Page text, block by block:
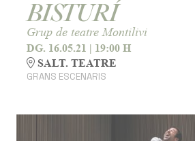
BISTURÍ
Grup de teatre Montilivi
DG. 16.05.21 | 19:00 H
SALT. TEATRE
GRANS ESCENARIS